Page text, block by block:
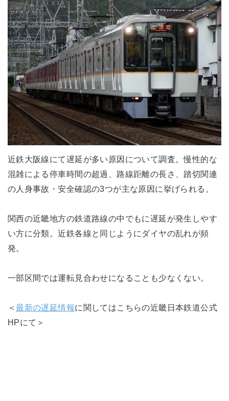
近鉄大阪線にて遅延が多い原因について調査。慢性的な
混雑による停車時間の超過、路線距離の長さ、踏切関連
の人身事故・安全確認の3つが主な原因に挙げられる。
関西の近畿地方の鉄道路線の中でもに遅延が発生しやす
い方に分類。近鉄各線と同じようにダイヤの乱れが頻
発。
一部区間では運転見合わせになることも少なくない。
＜最新の遅延情報に関してはこちらの近畿日本鉄道公式
HPにて＞